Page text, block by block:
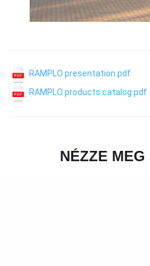
RAMPLO presentation.pdf
RAMPLO products catalog.pdf
NÉZZE MEG